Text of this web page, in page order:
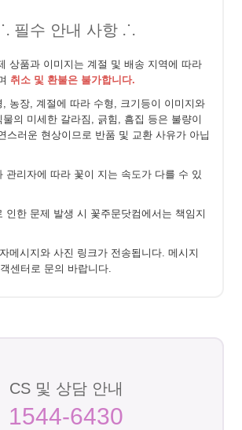
필수 안내 사항 ⸫
상품과 이미지는 계절 및 배송 지역에 따라
취소 및 환불은 불가합니다.
, 농장, 계절에 따라 수형, 크기등이 이미지와
의 미세한 갈라짐, 긁힘, 흠집 등은 불량이
스러운 현상이므로 반품 및 교환 사유가 아닙
관리자에 따라 꽃이 지는 속도가 다를 수 있
인한 문제 발생 시 꽃주문닷컴에서는 책임지
메시지와 사진 링크가 전송됩니다. 메시지
센터로 문의 바랍니다.
CS 및 상담 안내
1544-6430